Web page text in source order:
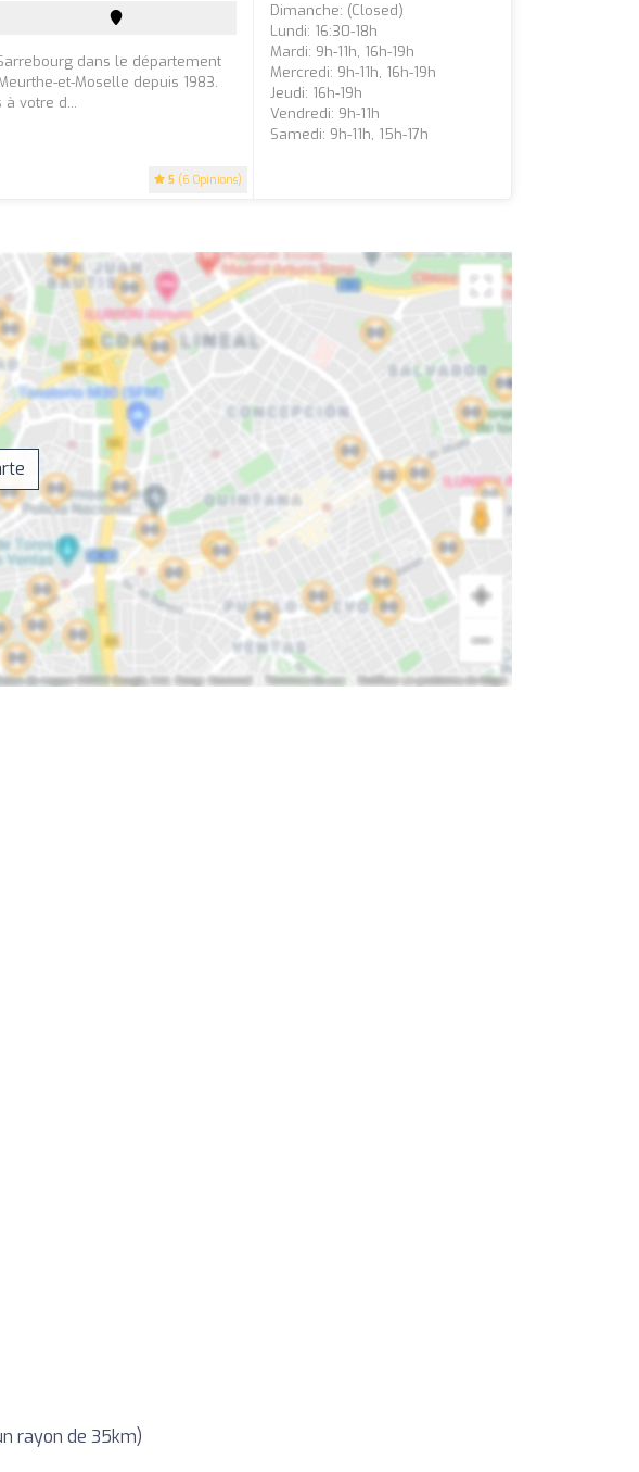
5 (6 Opinions)
dans le département
et-Moselle depuis 1983.
votre d...
Dimanche: (closed)
Lundi: 16:30-18h
Mardi: 9h-11h, 16h-19h
Mercredi: 9h-11h, 16h-19h
Jeudi: 16h-19h
Vendredi: 9h-11h
Samedi: 9h-11h, 15h-17h
rayon de 35km)